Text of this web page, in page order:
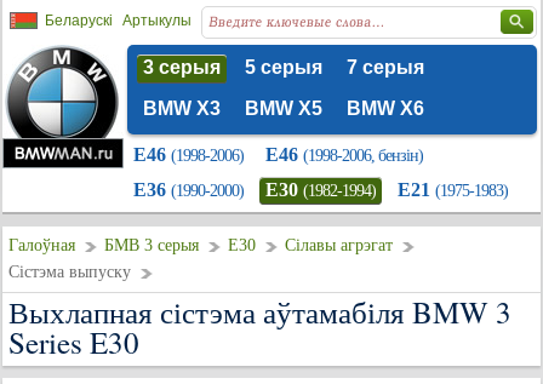
Беларускі Артыкулы
3 серыя 5 серыя
7 серыя
BMW X3
BMW X5 BMW X6
E46 (1998-2006) E46 (1998-2006, бензін)
E36 (1990-2000) E30 (1982-1994) E21 (1975-1983)
Галоўная БМВ 3 серыя E30
Сілавы агрэгат
Сістэма выпуску
Выхлапная сістэма аўтамабіля BMW 3
Series E30